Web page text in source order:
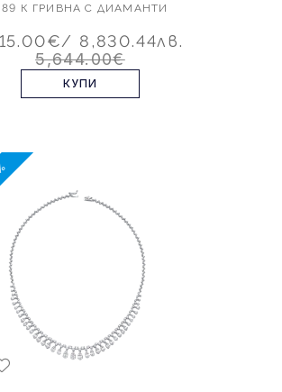
К ГРИВНА С ДИАМАНТИ
/ 8,830.44лв.
5,644.00€
КУПИ